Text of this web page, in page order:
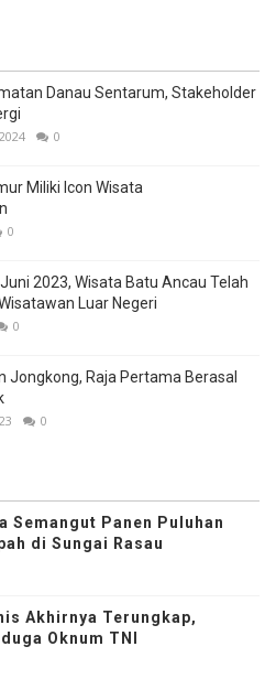
Danau Sentarum, Stakeholder
0
Miliki Icon Wisata
0
2023, Wisata Batu Ancau Telah
Luar Negeri
0
Jongkong, Raja Pertama Berasal
0
Semangut Panen Puluhan
di Sungai Rasau
Akhirnya Terungkap,
Oknum TNI